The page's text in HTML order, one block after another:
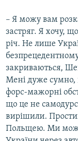
– Я можу вам
застряг. Я хочу,
річ. Не лише
закриваються,
Мені дуже сумно,
форс-мажорні
що це не
вирішили.
Польщею. Ми